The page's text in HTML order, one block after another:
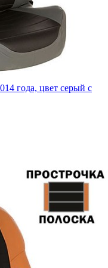
года, цвет серый с